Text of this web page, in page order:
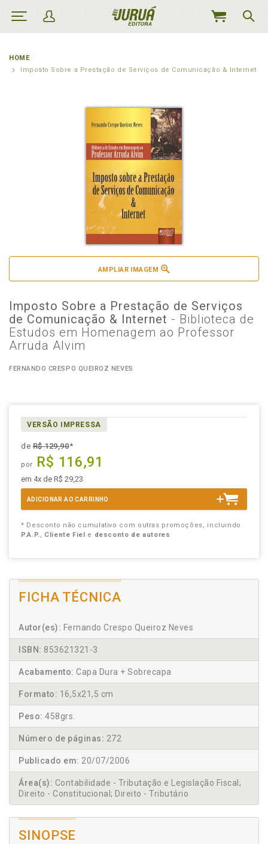
MEU
HOME
Imposto Sobre a Prestação de Serviços de Comunicação & Internet
AMPLIAR IMAGEM
Imposto Sobre a Prestação de Serviços
de Comunicação & Internet - Biblioteca de
Estudos em Homenagem ao Professor
Arruda Alvim
FERNANDO CRESPO QUEIROZ NEVES
VERSÃO IMPRESSA
deR$ 129,90*
por R$ 116,91
em 4x de R$ 29,23
ADICIONAR AO CARRINHO
* Desconto não cumulativo com outras promoções, incluindo
P.A.P., Cliente Fiel e desconto de autores
FICHA TÉCNICA
Autor(es): Fernando Crespo Queiroz Neves
ISBN: 853621321-3
Acabamento: Capa Dura + Sobrecapa
Formato: 16,5x21,5 cm
Peso: 458grs.
Número de páginas: 272
Publicado em: 20/07/2006
Área(s): Contabilidade - Tributação e Legislação Fiscal;
Direito - Constitucional; Direito - Tributário
SINOPSE